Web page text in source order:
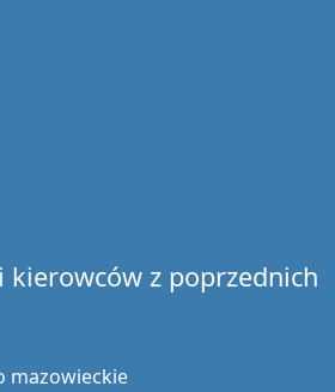
kierowców z poprzednich
mazowieckie